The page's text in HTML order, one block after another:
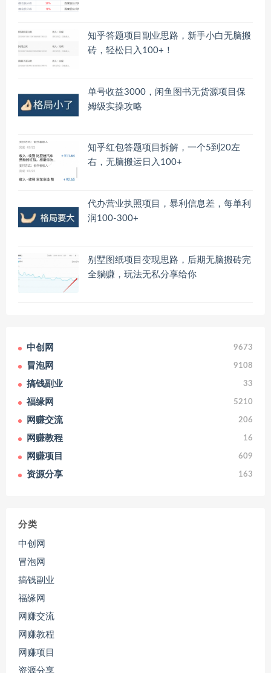
知乎答题项目副业思路，新手小白无脑搬
砖，轻松日入100+！
单号收益3000，闲鱼图书无货源项目保
姆级实操攻略
知乎红包答题项目拆解，一个5到20左
右，无脑搬运日入100+
代办营业执照项目，暴利信息差，每单利
润100-300+
别墅图纸项目变现思路，后期无脑搬砖完
全躺赚，玩法无私分享给你
中创网 9673
冒泡网 9108
搞钱副业 33
福缘网 5210
网赚交流 206
网赚教程 16
网赚项目 609
资源分享 163
分类
中创网
冒泡网
搞钱副业
福缘网
网赚交流
网赚教程
网赚项目
资源分享